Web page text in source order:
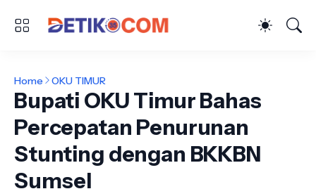
Home OKU TIMUR
Bupati OKU Timur Bahas
Percepatan Penurunan
Stunting dengan BKKBN
Sumsel